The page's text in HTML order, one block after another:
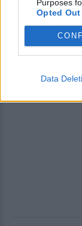
Purposes
Opted Out
Data